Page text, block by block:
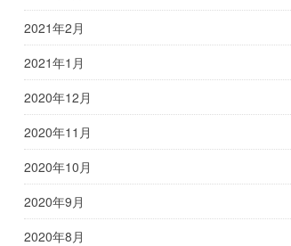
2021年2月
2021年1月
2020年12月
2020年11月
2020年10月
2020年9月
2020年8月